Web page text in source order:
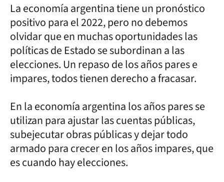
La economía argentina tiene un pronóstico
positivo para el 2022, pero no debemos
olvidar que en muchas oportunidades las
políticas de Estado se subordinan a las
elecciones. Un repaso de los años pares e
impares, todos tienen derecho a fracasar.
En la economía argentina los años pares se
utilizan para ajustar las cuentas públicas,
subejecutar obras públicas y dejar todo
armado para crecer en los años impares, que
es cuando hay elecciones.